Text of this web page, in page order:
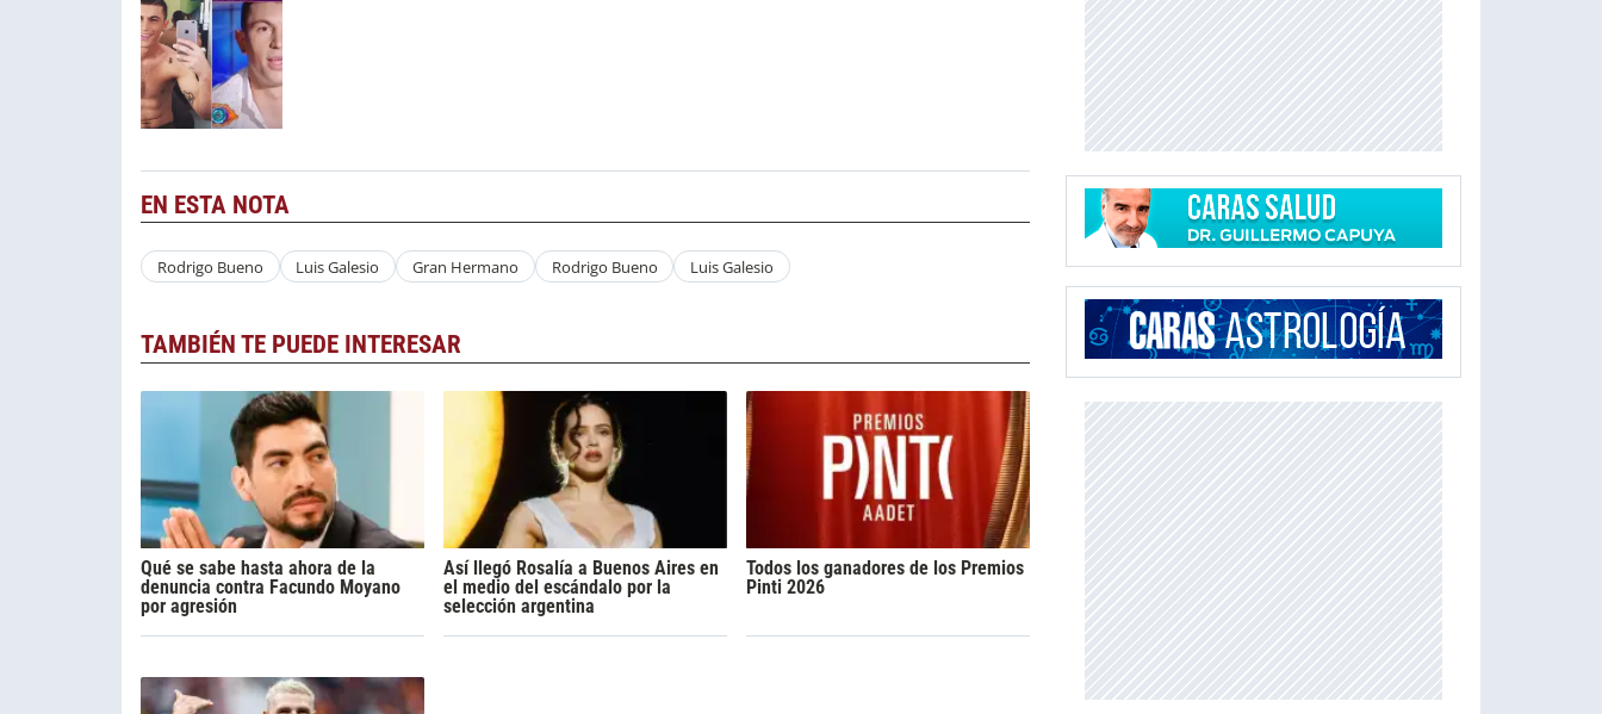
EN ESTA NOTA
Rodrigo Bueno Luis Galesio Gran Hermano Rodrigo Bueno Luis Galesio
TAMBIÉN TE PUEDE INTERESAR
Qué se sabe hasta ahora de la
denuncia contra Facundo Moyano
por agresión
Así llegó Rosalía a Buenos Aires en
el medio del escándalo por la
selección argentina
Todos los ganadores de los Premios
Pinti 2026